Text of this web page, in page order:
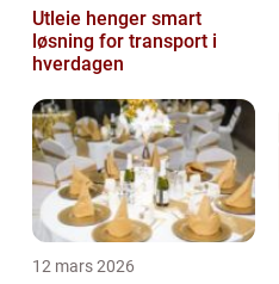
Utleie henger smart
løsning for transport i
hverdagen
12 mars 2026